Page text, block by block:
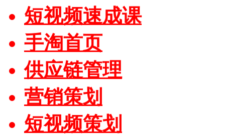
短视频速成课
手淘首页
供应链管理
营销策划
短视频策划